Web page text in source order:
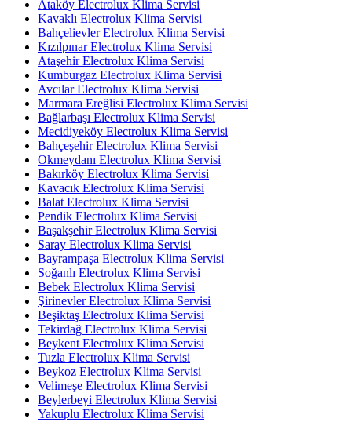
Ataköy Electrolux Klima Servisi
Kavaklı Electrolux Klima Servisi
Bahçelievler Electrolux Klima Servisi
Kızılpınar Electrolux Klima Servisi
Ataşehir Electrolux Klima Servisi
Kumburgaz Electrolux Klima Servisi
Avcılar Electrolux Klima Servisi
Marmara Ereğlisi Electrolux Klima Servisi
Bağlarbaşı Electrolux Klima Servisi
Mecidiyeköy Electrolux Klima Servisi
Bahçeşehir Electrolux Klima Servisi
Okmeydanı Electrolux Klima Servisi
Bakırköy Electrolux Klima Servisi
Kavacık Electrolux Klima Servisi
Balat Electrolux Klima Servisi
Pendik Electrolux Klima Servisi
Başakşehir Electrolux Klima Servisi
Saray Electrolux Klima Servisi
Bayrampaşa Electrolux Klima Servisi
Soğanlı Electrolux Klima Servisi
Bebek Electrolux Klima Servisi
Şirinevler Electrolux Klima Servisi
Beşiktaş Electrolux Klima Servisi
Tekirdağ Electrolux Klima Servisi
Beykent Electrolux Klima Servisi
Tuzla Electrolux Klima Servisi
Beykoz Electrolux Klima Servisi
Velimeşe Electrolux Klima Servisi
Beylerbeyi Electrolux Klima Servisi
Yakuplu Electrolux Klima Servisi